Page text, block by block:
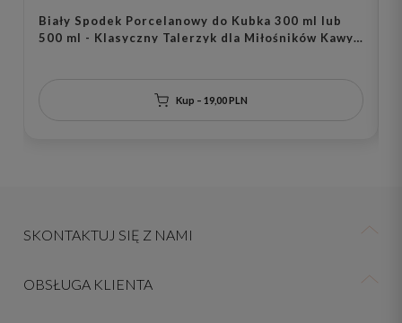
Biały Spodek Porcelanowy do Kubka 300 ml lub
500 ml - Klasyczny Talerzyk dla Miłośników Kawy i
Kup – 19,00 PLN
SKONTAKTUJ SIĘ Z NAMI
OBSŁUGA KLIENTA